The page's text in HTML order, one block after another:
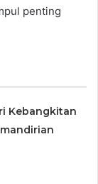
penting
Kebangkitan